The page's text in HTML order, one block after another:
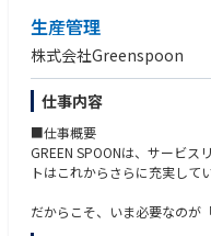
- ブランドトーン・世界観の一
■ブランドグロース推進
- ブランド戦略に基づく年間
- 売上・CV・LTV等のKPI設計
- 新製品ローンチ・既存製品の
- プロジェクト全体の優先順
- マーケティングチームの組
- D2Cブランドの事業責任者
- 化粧品・ビューティー領域へ
■求める人物像
- 「ブランドらしさとは何か
- ブランドコンセプトを、製
一貫して翻訳できる方
- ブランド価値と事業成長の
- 戦略立案だけでなく、自ら
- 変化を楽しみながら、ブラ
生産管理
株式会社Greenspoon
仕事内容
■仕事概要
GREEN SPOONは、サービス
トはこれからさらに充実して
だからこそ、いま必要なのが
最適な生産量も、生産スケジ